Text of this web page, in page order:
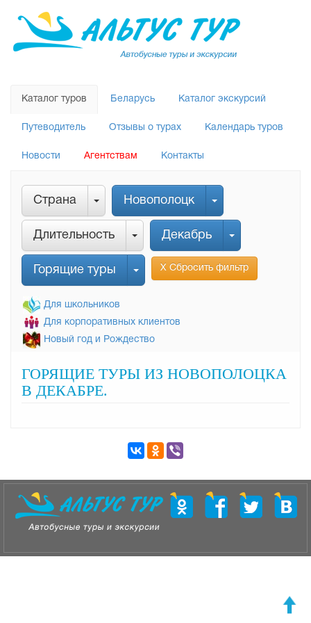
Каталог туров Беларусь Каталог экскурсий
Путеводитель Отзывы о турах Календарь туров
Новости Агентствам Контакты
Страна Новополоцк
Длительность Декабрь
Горящие туры Х Сбросить фильтр
Для школьников
Для корпоративных клиентов
Новый год и Рождество
ГОРЯЩИЕ ТУРЫ ИЗ НОВОПОЛОЦКА
В ДЕКАБРЕ.